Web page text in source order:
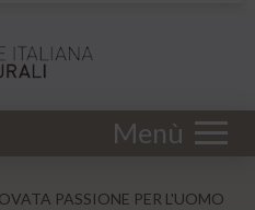
Menù
PASSIONE PER L'UOMO